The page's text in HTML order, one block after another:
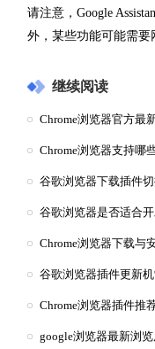
请注意，Google
外，某些功能可能需要
继续阅读
Chrome浏览器官方最
谷歌浏览器下载插件
谷歌浏览器是否适合
Chrome浏览器下载与
谷歌浏览器插件更新
Chrome浏览器插件推
google浏览器最新浏